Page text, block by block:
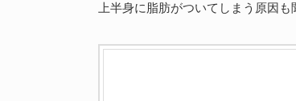
上半身に脂肪がついてしまう原因も